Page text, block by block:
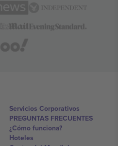
Servicios Corporativos
PREGUNTAS FRECUENTES
¿Cómo funciona?
Hoteles